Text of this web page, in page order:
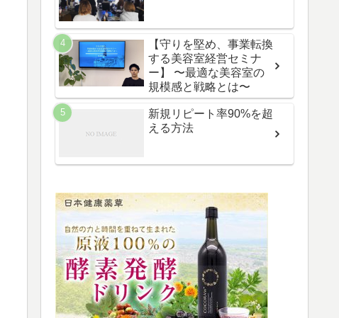
【守りを堅め、事業転換
する美容室経営セミナ
ー】 〜最適な美容室の
規模感と戦略とは〜
新規リピート率90%を超
える方法